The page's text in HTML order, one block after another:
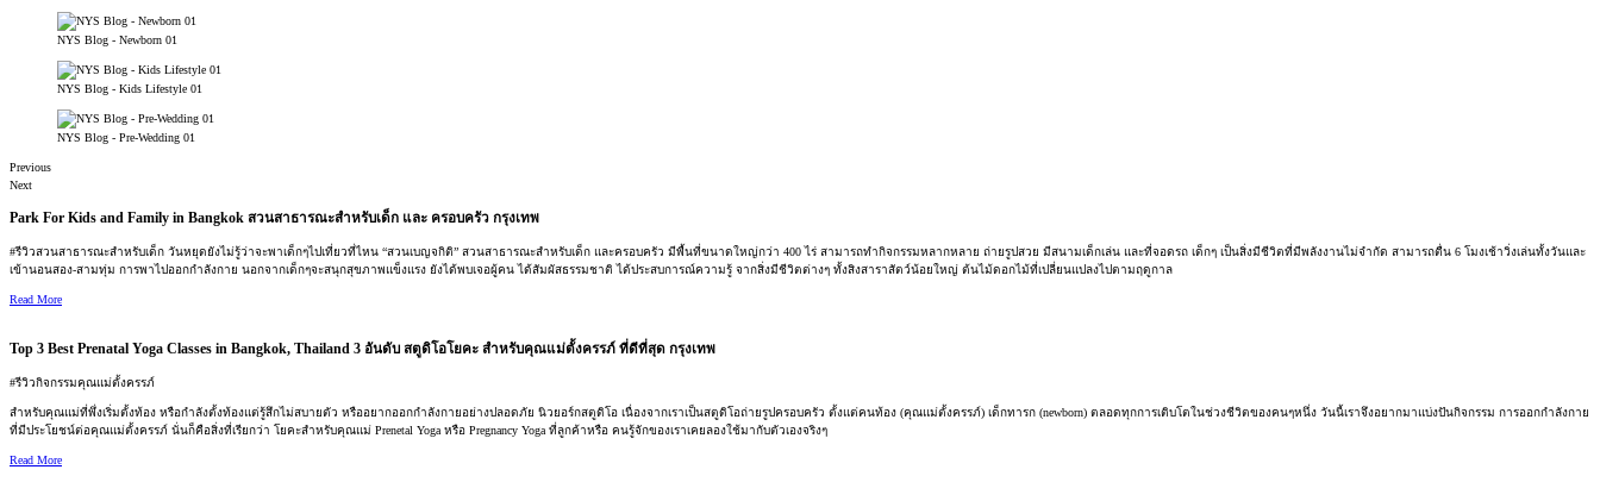
NYS Blog - Newborn 01
NYS Blog - Kids Lifestyle 01
NYS Blog - Pre-Wedding 01
Previous
Next
Park For Kids and Family in Bangkok สวนสาธารณะสำหรับเด็ก และ ครอบครัว กรุงเทพ
#รีวิวสวนสาธารณะสำหรับเด็ก วันหยุดยังไม่รู้ว่าจะพาเด็กๆไปเที่ยวที่ไหน “สวนเบญจกิติ” สวนสาธารณะสำหรับเด็ก และครอบครัว มีพื้นที่ขนาดใหญ่กว่า 400 ไร่ สามารถทำกิจกรรมหลากหลาย ถ่ายรูปสวย มีสนามเด็กเล่น และที่จอดรถ เด็กๆ เป็นสิ่งมีชีวิตที่มีพลังงานไม่จำกัด สามารถตื่น 6 โมงเช้าวิ่งเล่นทั้งวันและ
เข้านอนสอง-สามทุ่ม การพาไปออกกำลังกาย นอกจากเด็กๆจะสนุกสุขภาพแข็งแรง ยังได้พบเจอผู้คน ได้สัมผัสธรรมชาติ ได้ประสบการณ์ความรู้ จากสิ่งมีชีวิตต่างๆ ทั้งสิงสาราสัตว์น้อยใหญ่ ต้นไม้ดอกไม้ที่เปลี่ยนแปลงไปตามฤดูกาล
Read More
Top 3 Best Prenatal Yoga Classes in Bangkok, Thailand 3 อันดับ สตูดิโอโยคะ สำหรับคุณแม่ตั้งครรภ์ ที่ดีที่สุด กรุงเทพ
#รีวิวกิจกรรมคุณแม่ตั้งครรภ์
สำหรับคุณแม่ที่พึ่งเริ่มตั้งท้อง หรือกำลังตั้งท้องแต่รู้สึกไม่สบายตัว หรืออยากออกกำลังกายอย่างปลอดภัย นิวยอร์กสตูดิโอ เนื่องจากเราเป็นสตูดิโอถ่ายรูปครอบครัว ตั้งแต่คนท้อง (คุณแม่ตั้งครรภ์) เด็กทารก (newborn) ตลอดทุกการเติบโตในช่วงชีวิตของคนๆหนึ่ง วันนี้เราจึงอยากมาแบ่งปันกิจกรรม การออกกำลังกาย
ที่มีประโยชน์ต่อคุณแม่ตั้งครรภ์ นั่นก็คือสิ่งที่เรียกว่า โยคะสำหรับคุณแม่ Prenetal Yoga หรือ Pregnancy Yoga ที่ลูกค้าหรือ คนรู้จักของเราเคยลองใช้มากับตัวเองจริงๆ
Read More